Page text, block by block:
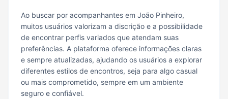
Ao buscar por acompanhantes em João Pinheiro,
muitos usuários valorizam a discrição e a possibilidade
de encontrar perfis variados que atendam suas
preferências. A plataforma oferece informações claras
e sempre atualizadas, ajudando os usuários a explorar
diferentes estilos de encontros, seja para algo casual
ou mais comprometido, sempre em um ambiente
seguro e confiável.